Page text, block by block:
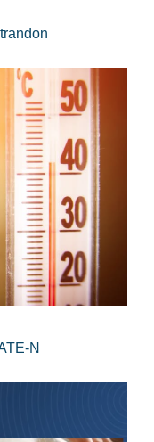
N